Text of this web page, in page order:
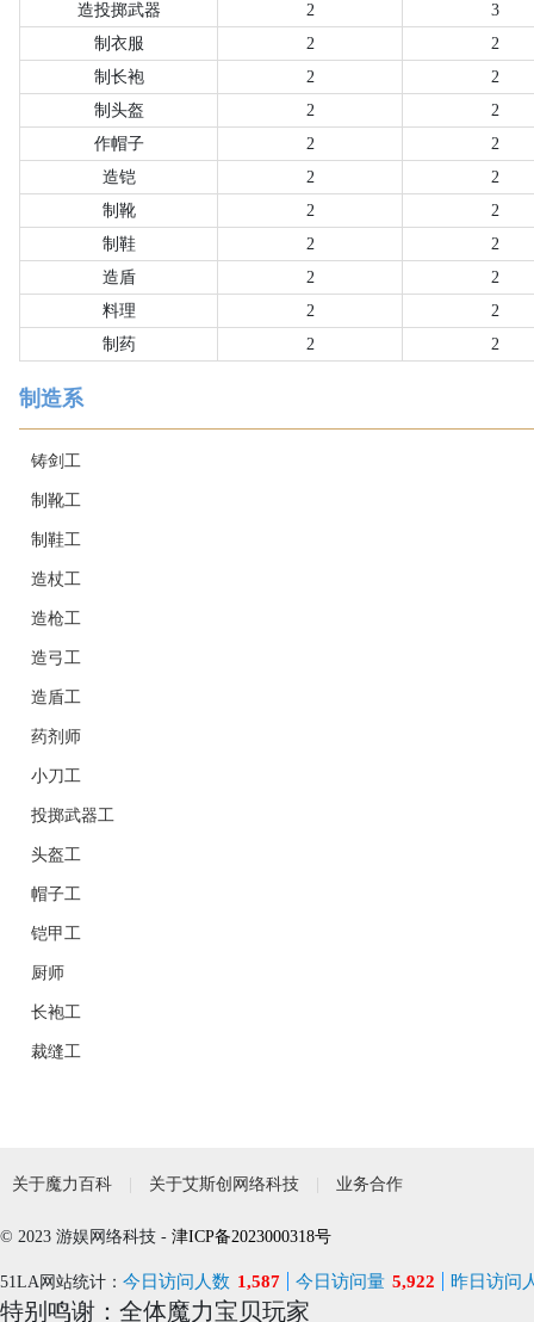
造投掷武器
2
3
制衣服
2
2
制长袍
2
2
制头盔
2
2
作帽子
2
2
造铠
2
2
制靴
2
2
制鞋
2
2
造盾
2
2
料理
2
2
制药
2 2
制造系
铸剑工
制靴工
制鞋工
造杖工
造枪工
造弓工
造盾工
药剂师
小刀工
投掷武器工
头盔工
帽子工
铠甲工
厨师
长袍工
裁缝工
关于魔力百科 关于艾斯创网络科技 业务合作
© 2023 游娱网络科技 - 津ICP备2023000318号
51LA网站统计： 今日访问人数 1,587 今日访问量 5,922 昨日访问
特别鸣谢：全体魔力宝贝玩家